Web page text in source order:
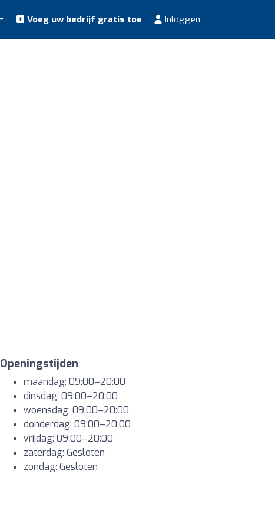
Voeg uw bedrijf gratis toe Inloggen
Openingstijden
maandag: 09:00–20:00
dinsdag: 09:00–20:00
woensdag: 09:00–20:00
donderdag: 09:00–20:00
vrijdag: 09:00–20:00
zaterdag: Gesloten
zondag: Gesloten